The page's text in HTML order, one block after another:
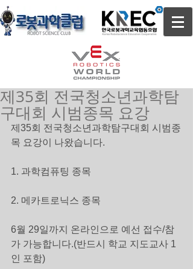
제35회 전국청소년과학탐
구대회 시범종목 요강
제35회 전국청소년과학탐구대회 시범종
목 요강이 나왔습니다.
1. 과학컴퓨팅 종목
2. 메카트로닉스 종목
6월 29일까지 온라인으로 예선 접수/참
가 가능합니다.(반드시 학교 지도교사 1
인 포함)